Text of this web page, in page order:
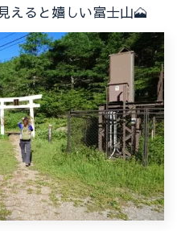
えると嬉しい富士山🗻